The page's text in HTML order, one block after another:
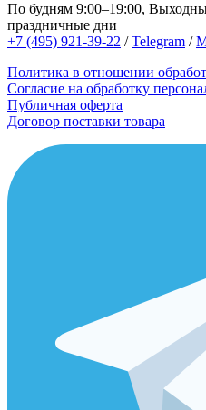
По будням 9:00–19:00,
праздничные дни
+7 (495) 921-39-22 /Telegram /
Политика в отношении
Согласие на обработку
Публичная оферта
Договор поставки товара